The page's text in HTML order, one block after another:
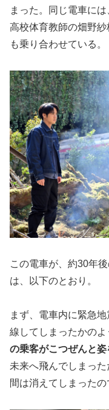
まった。同じ電車に
高校体育教師の畑野
も乗り合わせている。
この電車が、約30年
は、以下のとおり。
まず、電車内に緊急
線してしまったかのよ
の乗客がこつぜんと姿
未来へ飛んでしまっ
間は消えてしまったの